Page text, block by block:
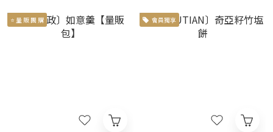
⭐ 量 販 團 購 會員獨享